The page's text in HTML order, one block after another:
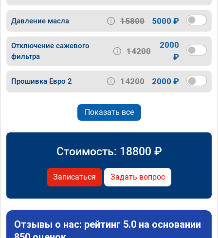
Давление масла 15800 5000 ₽
Отключение сажевого
фильтра
14200
2000
₽
Прошивка Евро 2 14200 2000 ₽
Показать все
Стоимость: 18800 ₽
Записаться Задать вопрос
Отзывы о нас: рейтинг 5.0 на основании